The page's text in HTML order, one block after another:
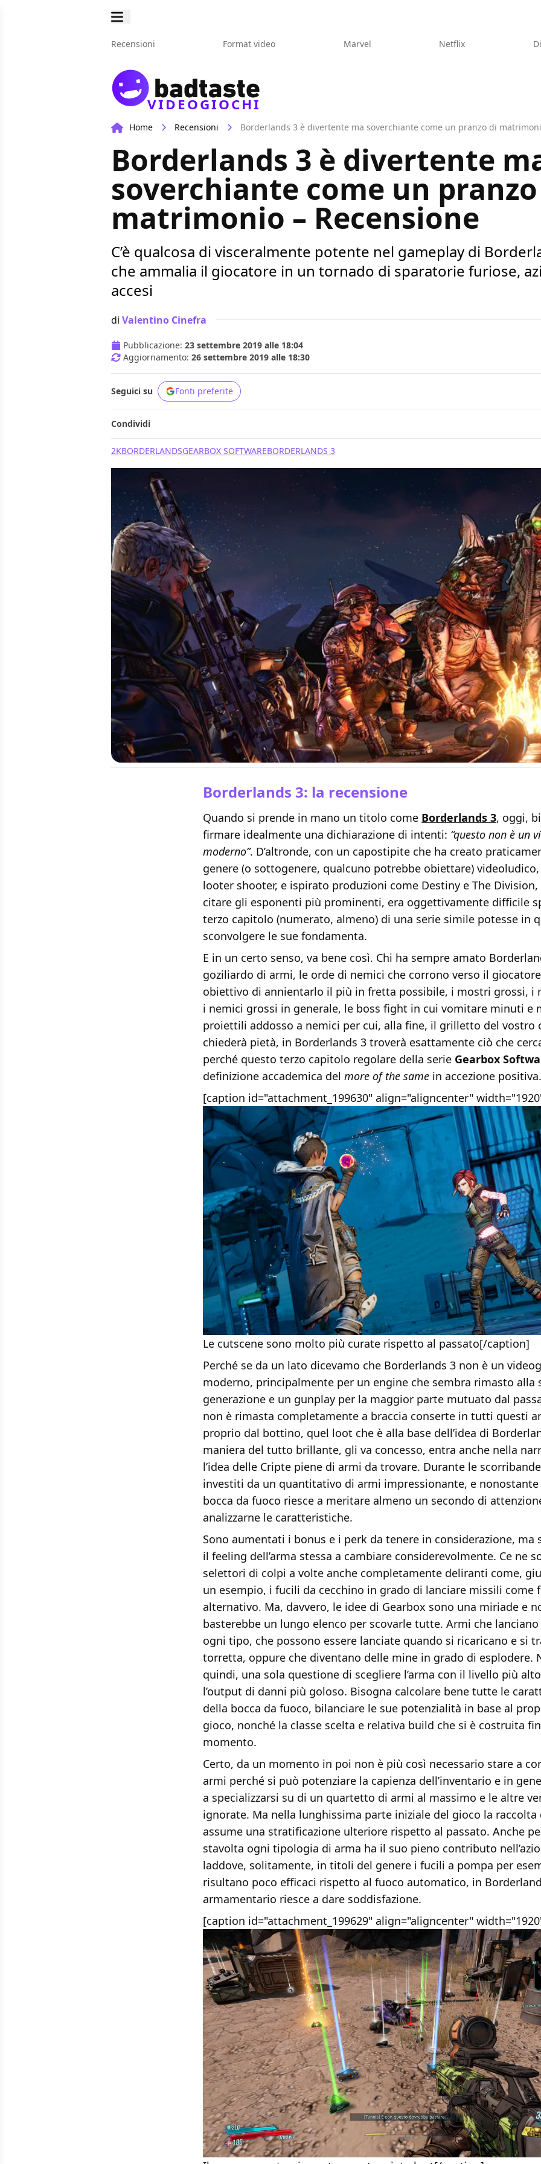
Recensioni Format video Marvel Netflix
VIDEOGIOCHI
Home Recensioni Borderlands 3 è divertente ma soverchiante come un pranzo di
Borderlands 3 è divertente
soverchiante come un
matrimonio – Recensione
C’è qualcosa di visceralmente potente nel gameplay di
che ammalia il giocatore in un tornado di sparatorie furiose,
accesi
di Valentino Cinefra
Pubblicazione: 23 settembre 2019 alle 18:04
Aggiornamento: 26 settembre 2019 alle 18:30
Seguici su Fonti preferite
Condividi
2KBORDERLANDSGEARBOX SOFTWAREBORDERLANDS 3
Borderlands 3: la recensione
Quando si prende in mano un titolo come Borderlands 3, oggi,
firmare idealmente una dichiarazione di intenti: “questo non è un
moderno”. D’altronde, con un capostipite che ha creato
genere (o sottogenere, qualcuno potrebbe obiettare)
looter shooter, e ispirato produzioni come Destiny e The
citare gli esponenti più prominenti, era oggettivamente difficile
terzo capitolo (numerato, almeno) di una serie simile potesse in
sconvolgere le sue fondamenta.
E in un certo senso, va bene così. Chi ha sempre amato
goziliardo di armi, le orde di nemici che corrono verso il giocatore
obiettivo di annientarlo il più in fretta possibile, i mostri grossi, i
i nemici grossi in generale, le boss fight in cui vomitare minuti e
proiettili addosso a nemici per cui, alla fine, il grilletto del vostro
chiederà pietà, in Borderlands 3 troverà esattamente ciò che
perché questo terzo capitolo regolare della serie Gearbox
definizione accademica del more of the same in accezione positiva.
[caption id="attachment_199630" align="aligncenter"
Le cutscene sono molto più curate rispetto al passato[/caption]
Perché se da un lato dicevamo che Borderlands 3 non è un
moderno, principalmente per un engine che sembra rimasto alla
generazione e un gunplay per la maggior parte mutuato dal
non è rimasta completamente a braccia conserte in tutti questi
proprio dal bottino, quel loot che è alla base dell’idea di
maniera del tutto brillante, gli va concesso, entra anche nella
l’idea delle Cripte piene di armi da trovare. Durante le
investiti da un quantitativo di armi impressionante, e
bocca da fuoco riesce a meritare almeno un secondo di
analizzarne le caratteristiche.
Sono aumentati i bonus e i perk da tenere in considerazione,
il feeling dell’arma stessa a cambiare considerevolmente. Ce ne
selettori di colpi a volte anche completamente deliranti come,
un esempio, i fucili da cecchino in grado di lanciare missili come
alternativo. Ma, davvero, le idee di Gearbox sono una miriade e
basterebbe un lungo elenco per scovarle tutte. Armi che
ogni tipo, che possono essere lanciate quando si ricaricano e si
torretta, oppure che diventano delle mine in grado di esplodere.
quindi, una sola questione di scegliere l’arma con il livello più
l’output di danni più goloso. Bisogna calcolare bene tutte le
della bocca da fuoco, bilanciare le sue potenzialità in base al
gioco, nonché la classe scelta e relativa build che si è costruita
momento.
Certo, da un momento in poi non è più così necessario stare a
armi perché si può potenziare la capienza dell’inventario e in
a specializzarsi su di un quartetto di armi al massimo e le altre
ignorate. Ma nella lunghissima parte iniziale del gioco la
assume una stratificazione ulteriore rispetto al passato. Anche
stavolta ogni tipologia di arma ha il suo pieno contributo
laddove, solitamente, in titoli del genere i fucili a pompa per
risultano poco efficaci rispetto al fuoco automatico, in
armamentario riesce a dare soddisfazione.
[caption id="attachment_199629" align="aligncenter"